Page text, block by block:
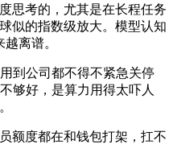
思考的，尤其是在长程任务
似的指数级放大。模型认知
离谱。
到公司都不得不紧急关停
够好，是算力用得太吓人
额度都在和钱包打架，扛不